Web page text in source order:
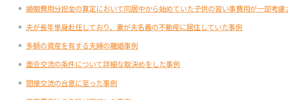
婚姻費用分担金の算定において同居中から始めていた子供の習い事費用が一部考慮
夫が長年単身赴任しており、妻が夫名義の不動産に居住していた事例
多額の資産を有する夫婦の離婚事例
面会交流の条件について詳細な取決めをした事例
間接交流の合意に至った事例